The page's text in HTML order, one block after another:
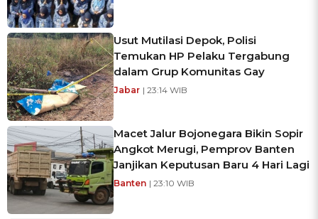
Usut Mutilasi Depok, Polisi
Temukan HP Pelaku Tergabung
dalam Grup Komunitas Gay
Jabar | 23:14 WIB
Macet Jalur Bojonegara Bikin Sopir
Angkot Merugi, Pemprov Banten
Janjikan Keputusan Baru 4 Hari Lagi
Banten | 23:10 WIB